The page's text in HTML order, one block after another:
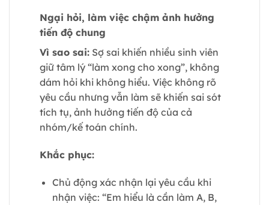
Ngại hỏi, làm việc chậm ảnh hưởng
tiến độ chung
Vì sao sai: Sợ sai khiến nhiều sinh viên
giữ tâm lý “làm xong cho xong”, không
dám hỏi khi không hiểu. Việc không rõ
yêu cầu nhưng vẫn làm sẽ khiến sai sót
tích tụ, ảnh hưởng tiến độ của cả
nhóm/kế toán chính.
Khắc phục:
Chủ động xác nhận lại yêu cầu khi
nhận việc: “Em hiểu là cần làm A, B,